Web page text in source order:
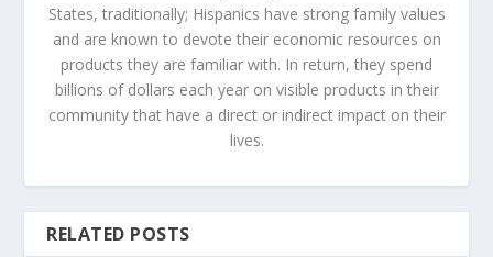
States, traditionally; Hispanics have strong family values
and are known to devote their economic resources on
products they are familiar with. In return, they spend
billions of dollars each year on visible products in their
community that have a direct or indirect impact on their
lives.
RELATED POSTS